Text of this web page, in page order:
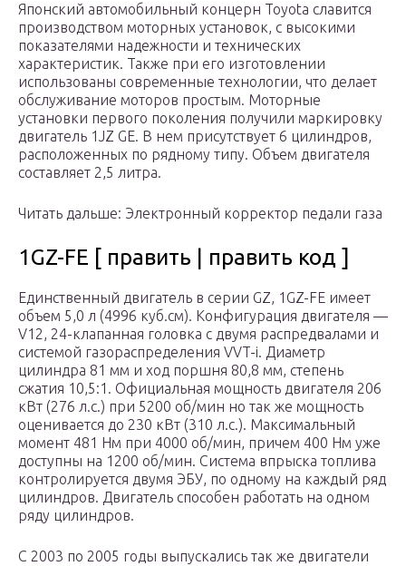
Японский автомобильный концерн Toyota славится
производством моторных установок, с высокими
показателями надежности и технических
характеристик. Также при его изготовлении
использованы современные технологии, что делает
обслуживание моторов простым. Моторные
установки первого поколения получили маркировку
двигатель 1JZ GE. В нем присутствует 6 цилиндров,
расположенных по рядному типу. Объем двигателя
составляет 2,5 литра.
Читать дальше: Электронный корректор педали газа
1GZ-FE [ править | править код ]
Единственный двигатель в серии GZ, 1GZ-FE имеет
объем 5,0 л (4996 куб.см). Конфигурация двигателя —
V12, 24-клапанная головка с двумя распредвалами и
системой газораспределения VVT-i. Диаметр
цилиндра 81 мм и ход поршня 80,8 мм, степень
сжатия 10,5:1. Официальная мощность двигателя 206
кВт (276 л.с.) при 5200 об/мин но так же мощность
оценивается до 230 кВт (310 л.с.). Максимальный
момент 481 Нм при 4000 об/мин, причем 400 Нм уже
доступны на 1200 об/мин. Система впрыска топлива
контролируется двумя ЭБУ, по одному на каждый ряд
цилиндров. Двигатель способен работать на одном
ряду цилиндров.
С 2003 по 2005 годы выпускались так же двигатели